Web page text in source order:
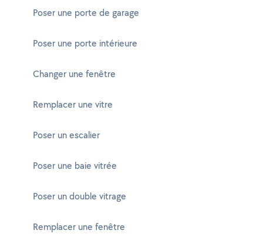
Poser une porte de garage
Poser une porte intérieure
Changer une fenêtre
Remplacer une vitre
Poser un escalier
Poser une baie vitrée
Poser un double vitrage
Remplacer une fenêtre